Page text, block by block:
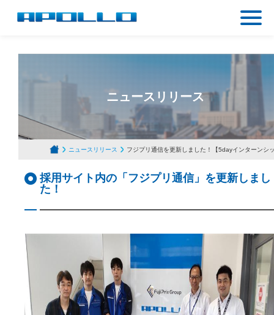
ニュースリリース
ニュースリリース フジプリ通信を更新しました！【5dayインターンシ
採用サイト内の「フジプリ通信」を更新しまし
た！